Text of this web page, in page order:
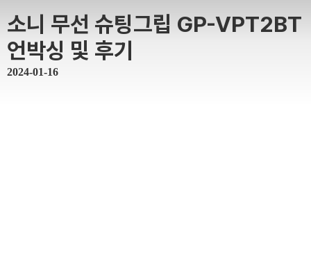
소니 무선 슈팅그립 GP-VPT2BT
언박싱 및 후기
2024-01-16